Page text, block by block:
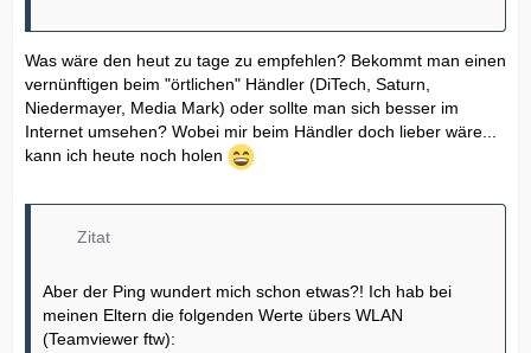
Was wäre den heut zu tage zu empfehlen? Bekommt man einen
vernünftigen beim "örtlichen" Händler (DiTech, Saturn,
Niedermayer, Media Mark) oder sollte man sich besser im
Internet umsehen? Wobei mir beim Händler doch lieber wäre...
kann ich heute noch holen
Zitat
Aber der Ping wundert mich schon etwas?! Ich hab bei
meinen Eltern die folgenden Werte übers WLAN
(Teamviewer ftw):